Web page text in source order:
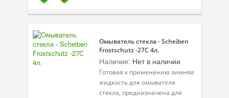
Клеи и герметики
Уход за кондиционером
Специальные программы
Омыватель стекла - Scheiben
Frostschutz -27С 4л.
Наличие: Нет в наличии
Готовая к применению зимняя
жидкость для омывателя
стекла, предназначена для